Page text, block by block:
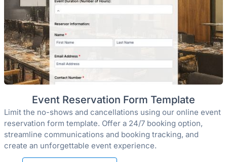
Event Reservation Form Template
Limit the no-shows and cancellations using our online event
reservation form template. Offer a 24/7 booking option,
streamline communications and booking tracking, and
create an unforgettable event experience.